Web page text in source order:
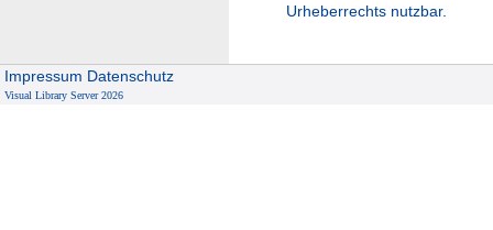
Urheberrechts nutzbar.
Impressum Datenschutz
Visual Library Server 2026